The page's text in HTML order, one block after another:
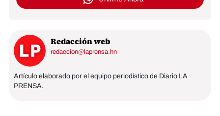
Redacción web
redaccion@laprensa.hn
Artículo elaborado por el equipo periodístico de Diario LA
PRENSA.